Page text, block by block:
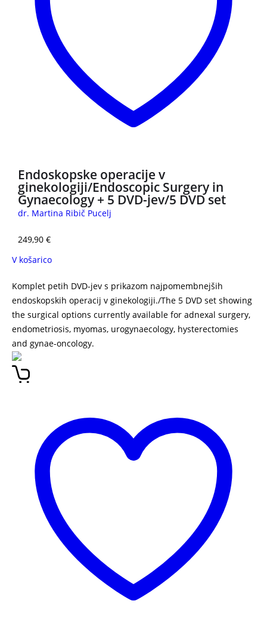
Endoskopske operacije v
ginekologiji/Endoscopic Surgery in
Gynaecology + 5 DVD-jev/5 DVD set
dr. Martina Ribič Pucelj
249,90 €
V košarico
Komplet petih DVD-jev s prikazom najpomembnejših
endoskopskih operacij v ginekologiji./The 5 DVD set showing
the surgical options currently available for adnexal surgery,
endometriosis, myomas, urogynaecology, hysterectomies
and gynae-oncology.